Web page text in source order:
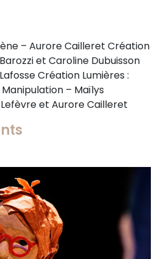
– Aurore Cailleret Création
et Caroline Dubuisson
Création Lumières :
– Maïlys
et Aurore Cailleret